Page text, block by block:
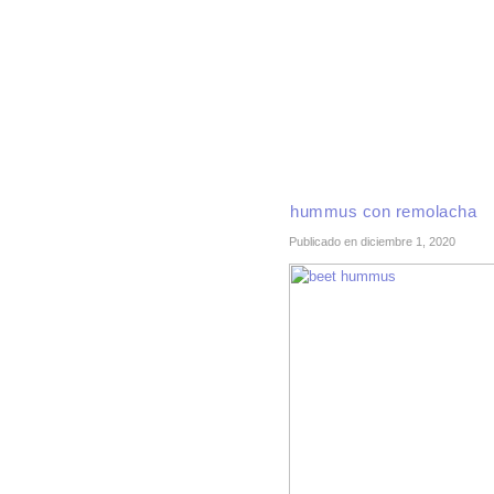
hummus con remolacha
Publicado en diciembre 1, 2020